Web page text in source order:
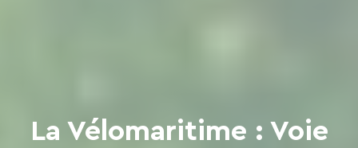
La Vélomaritime : Voie